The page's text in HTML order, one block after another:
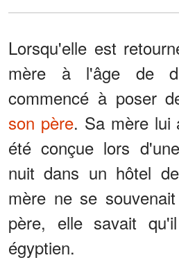
Lorsqu'elle est
mère à l'âge de
commencé à poser
son père. Sa mère lui
été conçue lors
nuit dans un hôtel
mère ne se
père, elle savait
égyptien.